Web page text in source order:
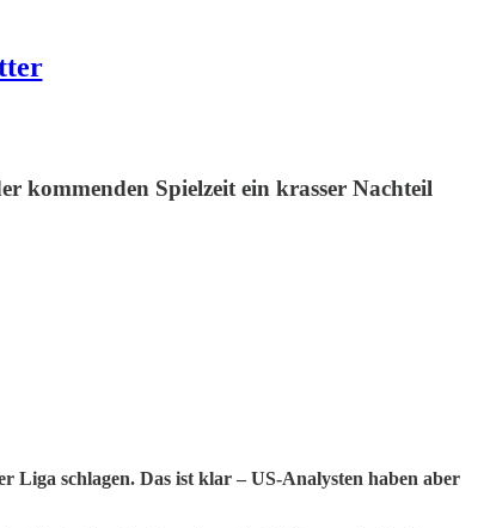
kommenden Spielzeit ein krasser Nachteil
Liga schlagen. Das ist klar – US-Analysten haben aber